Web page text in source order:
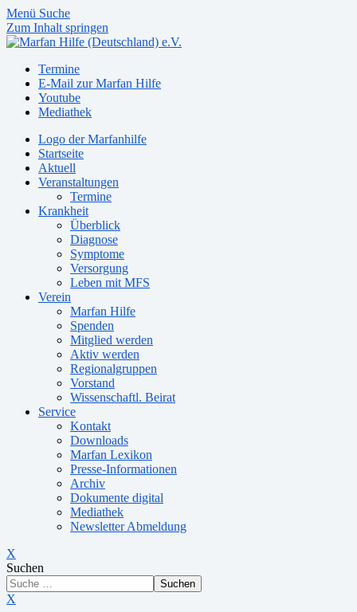
Menü Suche
Zum Inhalt springen
Termine
E-Mail zur Marfan Hilfe
Youtube
Mediathek
Logo der Marfanhilfe
Startseite
Aktuell
Veranstaltungen
Termine
Krankheit
Überblick
Diagnose
Symptome
Versorgung
Leben mit MFS
Verein
Marfan Hilfe
Spenden
Mitglied werden
Aktiv werden
Regionalgruppen
Vorstand
Wissenschaftl. Beirat
Service
Kontakt
Downloads
Marfan Lexikon
Presse-Informationen
Archiv
Dokumente digital
Mediathek
Newsletter Abmeldung
X
Suchen
Suchen
X